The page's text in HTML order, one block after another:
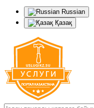
Russian
Қазақ